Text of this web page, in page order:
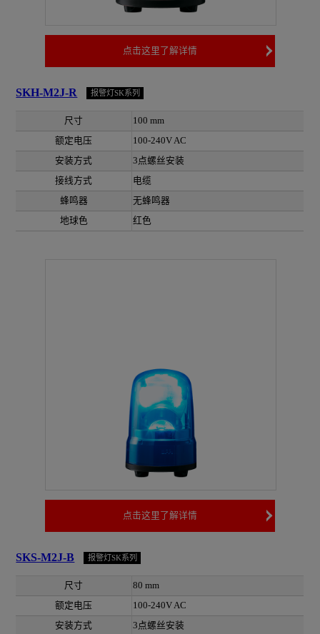
点击这里了解详情
SKH-M2J-R 报警灯SK系列
尺寸
100 mm
额定电压
100-240V AC
安装方式
3点螺丝安装
接线方式
电缆
蜂鸣器
无蜂鸣器
地球色
红色
点击这里了解详情
SKS-M2J-B 报警灯SK系列
尺寸
80 mm
额定电压
100-240V AC
安装方式
3点螺丝安装